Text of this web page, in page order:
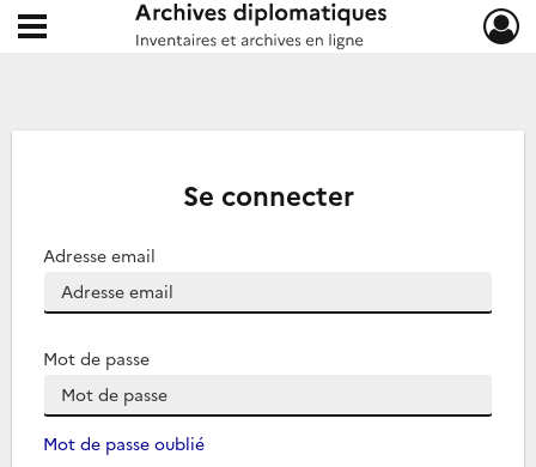
Archives diplomatiques
Ouvrir le menu déroulant
Se connecter
Adresse email
Mot de passe
Mot de passe oublié